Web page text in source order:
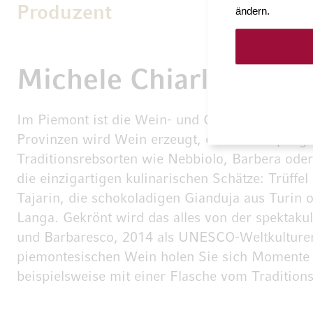
ändern.
Produzent
Michele Chiarlo
Im Piemont ist die Wein- und Genusswelt eine
Provinzen wird Wein erzeugt, die Winzer
Traditionsrebsorten wie Nebbiolo, Barbera
die einzigartigen kulinarischen Schätze:
Tajarin, die schokoladigen Gianduja aus Turin
Langa. Gekrönt wird das alles von der
und Barbaresco, 2014 als UNESCO-
piemontesischen Wein holen Sie sich
beispielsweise mit einer Flasche vom